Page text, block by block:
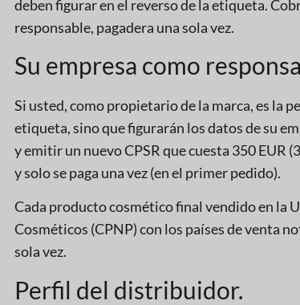
deben figurar en el reverso de la etiqueta.
responsable, pagadera una sola vez.
Su empresa como
Si usted, como propietario de la marca, es la
etiqueta, sino que figurarán los datos de su
y emitir un nuevo CPSR que cuesta 350 EUR
y solo se paga una vez (en el primer pedido).
Cada producto cosmético final vendido en la
Cosméticos (CPNP) con los países de venta
sola vez.
Perfil del distribuidor.